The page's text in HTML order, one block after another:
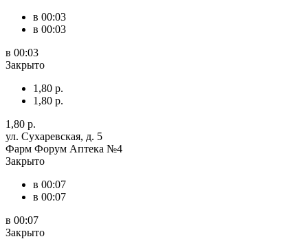
в 00:03
в 00:03
в 00:03
Закрыто
1,80 р.
1,80 р.
1,80 р.
ул. Сухаревская, д. 5
Фарм Форум Аптека №4
Закрыто
в 00:07
в 00:07
в 00:07
Закрыто